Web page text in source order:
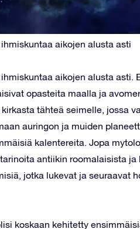
aikojen alusta asti
aikojen alusta
opasteita maalla ja
tähteä seimelle, jossa
auringon ja muiden
kalentereita. Jopa
antiikin roomalaisista
jotka lukevat ja seuraavat
koskaan kehitetty